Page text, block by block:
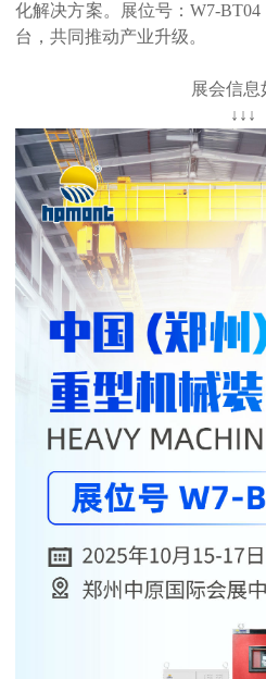
化解决方案。展位号：W7-
台，共同推动产业升级。
展会信息
↓↓↓